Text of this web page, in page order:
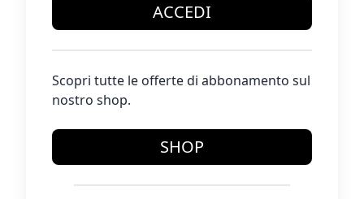
ACCEDI
Scopri tutte le offerte di abbonamento sul
nostro shop.
SHOP